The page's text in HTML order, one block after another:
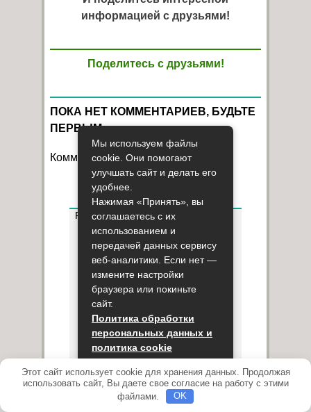
информацией с друзьями!
Поделитесь с друзьями!
ПОКА НЕТ КОММЕНТАРИЕВ, БУДЬТЕ
ПЕРВЫМ
Комментарии закрыты
Рубрики
Астма
Без рубрики
Бронхит
Вопросы и ответы
Диагностика
Заболевания
Заболевания горла
Заболевания носа
Истории
Кашель
Классификация
Лечение
Медикаментозные
Мы используем файлы
cookie. Они помогают
улучшать сайт и делать его
удобнее.
Нажимая «Принять», вы
соглашаетесь с их
использованием и
передачей данных сервису
веб-аналитики. Если нет —
измените настройки
браузера или покиньте
сайт.
Политика обработки
персональных данных и
политика cookie
Принять
Этот сайт использует cookie для хранения данных. Продолжая
использовать сайт, Вы даете свое согласие на работу с этими
файлами.
OK